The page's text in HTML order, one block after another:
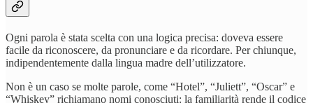
Ogni parola è stata scelta con una logica precisa: doveva essere
facile da riconoscere, da pronunciare e da ricordare. Per chiunque,
indipendentemente dalla lingua madre dell’utilizzatore.
Non è un caso se molte parole, come “Hotel”, “Juliett”, “Oscar” e
“Whiskey” richiamano nomi conosciuti: la familiarità rende il codice